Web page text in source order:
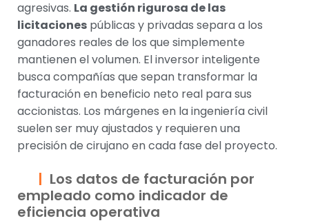
agresivas. La gestión rigurosa de las
licitaciones públicas y privadas separa a los
ganadores reales de los que simplemente
mantienen el volumen. El inversor inteligente
busca compañías que sepan transformar la
facturación en beneficio neto real para sus
accionistas. Los márgenes en la ingeniería civil
suelen ser muy ajustados y requieren una
precisión de cirujano en cada fase del proyecto.
Los datos de facturación por
empleado como indicador de
eficiencia operativa